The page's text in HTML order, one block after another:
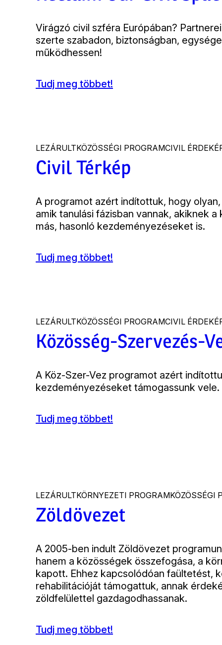
Bevezető
Virágzó civil szféra Európában?
szerte szabadon, biztonságban,
működhessen!
Tudj meg többet!
LEZÁRULTKÖZÖSSÉGI PROGRAMCIVIL
Civil Térkép
Bevezető
A programot azért indítottuk, hogy
amik tanulási fázisban vannak, akiknek
más, hasonló kezdeményezéseket is.
Tudj meg többet!
LEZÁRULTKÖZÖSSÉGI PROGRAMCIVIL
Közösség-Szervezés-
Bevezető
A Köz-Szer-Vez programot azért
kezdeményezéseket támogassunk vele.
Tudj meg többet!
LEZÁRULTKÖRNYEZETI PROGRAMKÖZÖSSÉGI
Zöldövezet
Bevezető
A 2005-ben indult Zöldövezet
hanem a közösségek összefogása, a
kapott. Ehhez kapcsolódóan faültetést,
rehabilitációját támogattuk, annak
zöldfelülettel gazdagodhassanak.
Tudj meg többet!